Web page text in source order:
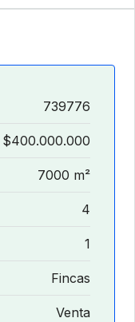
739776
$400.000.000
7000 m²
4
1
Fincas
Venta